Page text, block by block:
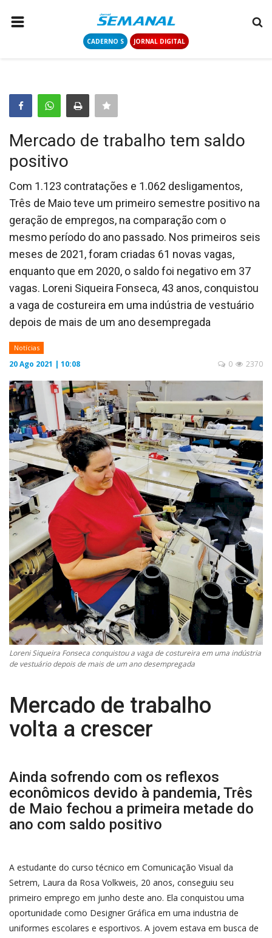
CADERNO S JORNAL DIGITAL
COLUNISTAS
CONTATO
LOGIN
CADASTRAR
CADERNO S
JORNAL DIGITAL
Mercado de trabalho tem saldo
positivo
Com 1.123 contratações e 1.062 desligamentos,
Três de Maio teve um primeiro semestre positivo na
geração de empregos, na comparação com o
mesmo período do ano passado. Nos primeiros seis
meses de 2021, foram criadas 61 novas vagas,
enquanto que em 2020, o saldo foi negativo em 37
vagas. Loreni Siqueira Fonseca, 43 anos, conquistou
a vaga de costureira em uma indústria de vestuário
depois de mais de um ano desempregada
Notícias
20 Ago 2021 | 10:08 2370
0
Loreni Siqueira Fonseca conquistou a vaga de costureira em uma indústria
de vestuário depois de mais de um ano desempregada
Mercado de trabalho
volta a crescer
Ainda sofrendo com os reflexos
econômicos devido à pandemia, Três
de Maio fechou a primeira metade do
ano com saldo positivo
A estudante do curso técnico em Comunicação Visual da
Setrem, Laura da Rosa Volkweis, 20 anos, conseguiu seu
primeiro emprego em junho deste ano. Ela conquistou uma
oportunidade como Designer Gráfica em uma industria de
uniformes escolares e esportivos. A jovem estava em busca de